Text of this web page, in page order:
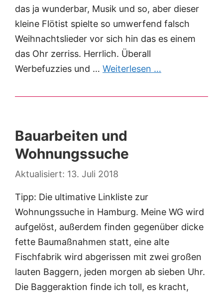
das ja wunderbar, Musik und so, aber dieser
kleine Flötist spielte so umwerfend falsch
Weihnachtslieder vor sich hin das es einem
das Ohr zerriss. Herrlich. Überall
Werbefuzzies und … Weiterlesen …
Bauarbeiten und
Wohnungssuche
13. Juli 2018
Tipp: Die ultimative Linkliste zur
Wohnungssuche in Hamburg. Meine WG wird
aufgelöst, außerdem finden gegenüber dicke
fette Baumaßnahmen statt, eine alte
Fischfabrik wird abgerissen mit zwei großen
lauten Baggern, jeden morgen ab sieben Uhr.
Die Baggeraktion finde ich toll, es kracht,